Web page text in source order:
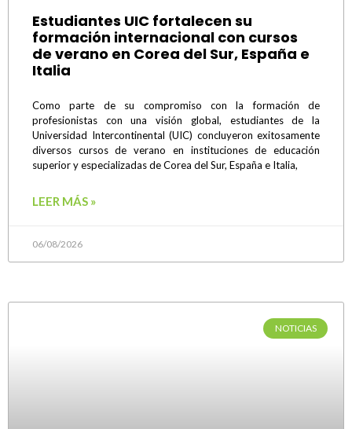
Estudiantes UIC fortalecen su
formación internacional con cursos
de verano en Corea del Sur, España e
Italia
Como parte de su compromiso con la formación de
profesionistas con una visión global, estudiantes de la
Universidad Intercontinental (UIC) concluyeron exitosamente
diversos cursos de verano en instituciones de educación
superior y especializadas de Corea del Sur, España e Italia,
LEER MÁS »
06/08/2026
NOTICIAS